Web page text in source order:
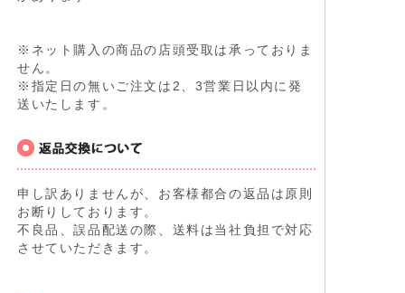
※ネット購入の商品の店頭受取は承っておりま
せん。
※指定日の無いご注文は2、3営業日以内に発
送いたします。
申し訳ありませんが、お客様都合の返品は原則
お断りしております。
不良品、誤品配送の際、送料は当社負担で対応
させていただきます。